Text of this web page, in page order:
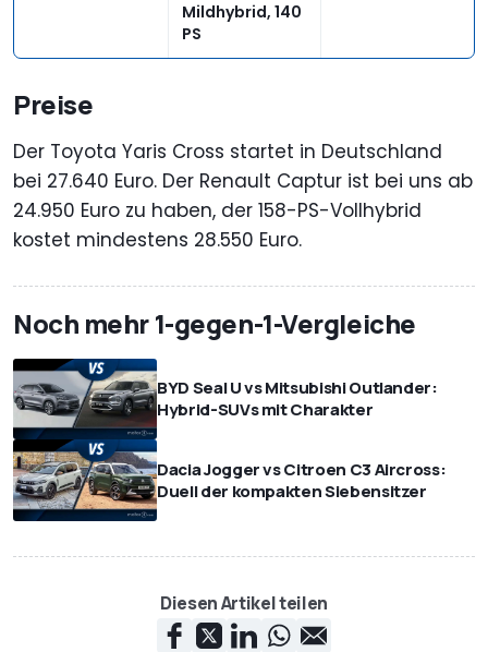
Mildhybrid, 140
PS
Preise
Der Toyota Yaris Cross startet in Deutschland
bei 27.640 Euro. Der Renault Captur ist bei uns ab
24.950 Euro zu haben, der 158-PS-Vollhybrid
kostet mindestens 28.550 Euro.
Noch mehr 1-gegen-1-Vergleiche
BYD Seal U vs Mitsubishi Outlander:
Hybrid-SUVs mit Charakter
Dacia Jogger vs Citroen C3 Aircross:
Duell der kompakten Siebensitzer
Diesen Artikel teilen